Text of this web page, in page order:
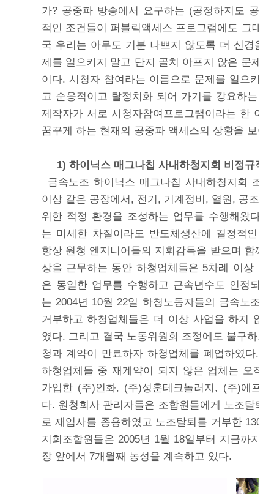
가? 공중파 방송에서 요구하는 (공정하지도 공
적인 조건들이 퍼블릭액세스 프로그램에도 그대
국 우리는 아무도 기분 나쁘지 않도록 더 신경을
제를 일으키지 말고 단지 골치 아프지 않은 문제
이다. 시청자 참여라는 이름으로 문제를 일으키
고 순응적이고 탈정치화 되어 가기를 강요하는 “
제작자가 서로 시청자참여프로그램이라는 한 이
꿈꾸게 하는 현재의 공중파 액세스의 상황을 보여
1) 하이닉스 매그나칩 사내하청지회 비정규직
금속노조 하이닉스 매그나칩 사내하청지회 조
이상 같은 공장에서, 전기, 기계정비, 열원, 공조.
위한 적정 환경을 조성하는 업무를 수행해왔다.
는 미세한 차질이라도 반도체생산에 결정적인
항상 원청 엔지니어들의 지휘감독을 받으며 함께
상을 근무하는 동안 하청업체들은 5차례 이상 변
은 동일한 업무를 수행하고 근속년수도 인정되
는 2004년 10월 22일 하청노동자들의 금속노조
거부하고 하청업체들은 더 이상 사업을 하지 않
였다. 그리고 결국 노동위원회 조정에도 불구하고
청과 계약이 만료하자 하청업체를 폐업하였다.
하청업체들 중 재계약이 되지 않은 업체는 오직
가입한 (주)인화, (주)성훈테크놀러지, (주)에프
다. 원청회사 관리자들은 조합원들에게 노조탈퇴
로 재입사를 종용하였고 노조탈퇴를 거부한 130
지회조합원들은 2005년 1월 18일부터 지금까지
장 앞에서 7개월째 농성을 계속하고 있다.